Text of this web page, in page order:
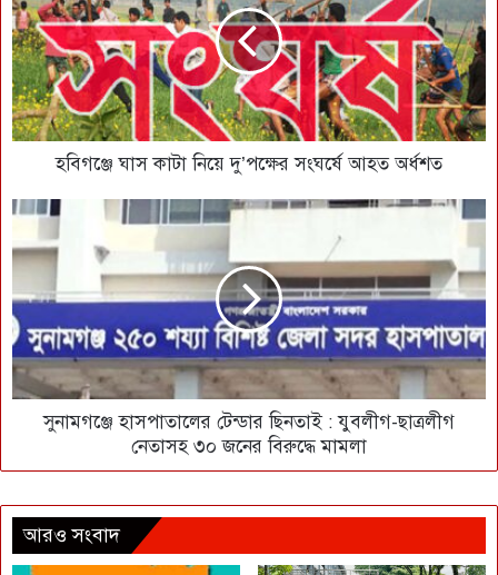
হবিগঞ্জে ঘাস কাটা নিয়ে দু’পক্ষের সংঘর্ষে আহত অর্ধশত
সুনামগঞ্জে হাসপাতালের টেন্ডার ছিনতাই : যুবলীগ-ছাত্রলীগ
নেতাসহ ৩০ জনের বিরুদ্ধে মামলা
আরও সংবাদ